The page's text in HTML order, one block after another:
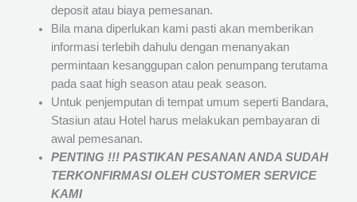
deposit atau biaya pemesanan.
Bila mana diperlukan kami pasti akan memberikan
informasi terlebih dahulu dengan menanyakan
permintaan kesanggupan calon penumpang terutama
pada saat high season atau peak season.
Untuk penjemputan di tempat umum seperti Bandara,
Stasiun atau Hotel harus melakukan pembayaran di
awal pemesanan.
PENTING !!! PASTIKAN PESANAN ANDA SUDAH
TERKONFIRMASI OLEH CUSTOMER SERVICE
KAMI